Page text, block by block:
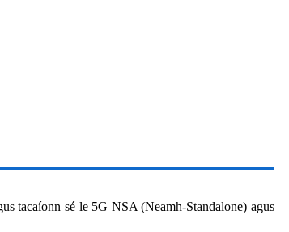
tacaíonn sé le 5G NSA (Neamh-Standalone) agus